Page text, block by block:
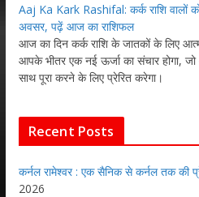
Aaj Ka Kark Rashifal: कर्क राशि वालों
अवसर, पढ़ें आज का राशिफल
आज का दिन कर्क राशि के जातकों के लिए
आपके भीतर एक नई ऊर्जा का संचार होगा,
साथ पूरा करने के लिए प्रेरित करेगा।
Recent Posts
कर्नल रामेश्वर : एक सैनिक से कर्नल तक की
2026